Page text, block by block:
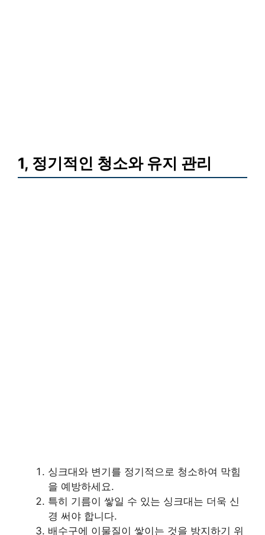
1, 정기적인 청소와 유지 관리
싱크대와 변기를 정기적으로 청소하여 막힘
을 예방하세요.
특히 기름이 쌓일 수 있는 싱크대는 더욱 신
경 써야 합니다.
배수구에 이물질이 쌓이는 것을 방지하기 위